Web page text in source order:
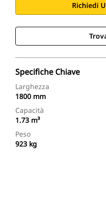
Richiedi
Specifiche Chiave
Larghezza
1800 mm
Capacità
1.73 m³
Peso
923 kg